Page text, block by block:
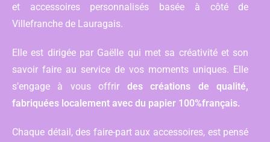
et accessoires personnalisés basée à côté de
Villefranche de Lauragais.
Elle est dirigée par Gaëlle qui met sa créativité et son
savoir faire au service de vos moments uniques. Elle
s’engage à vous offrir des créations de qualité,
fabriquées localement avec du papier 100%français.
Chaque détail, des faire-part aux accessoires, est pensé